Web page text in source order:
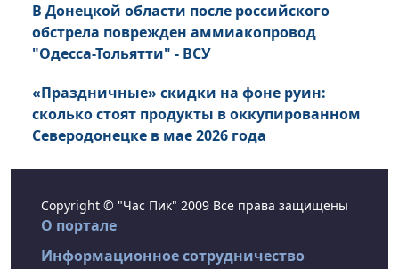
В Донецкой области после российского
обстрела поврежден аммиакопровод
"Одесса-Тольятти" - ВСУ
«Праздничные» скидки на фоне руин:
сколько стоят продукты в оккупированном
Северодонецке в мае 2026 года
Copyright © "Час Пик" 2009 Все права защищены
О портале
Информационное сотрудничество